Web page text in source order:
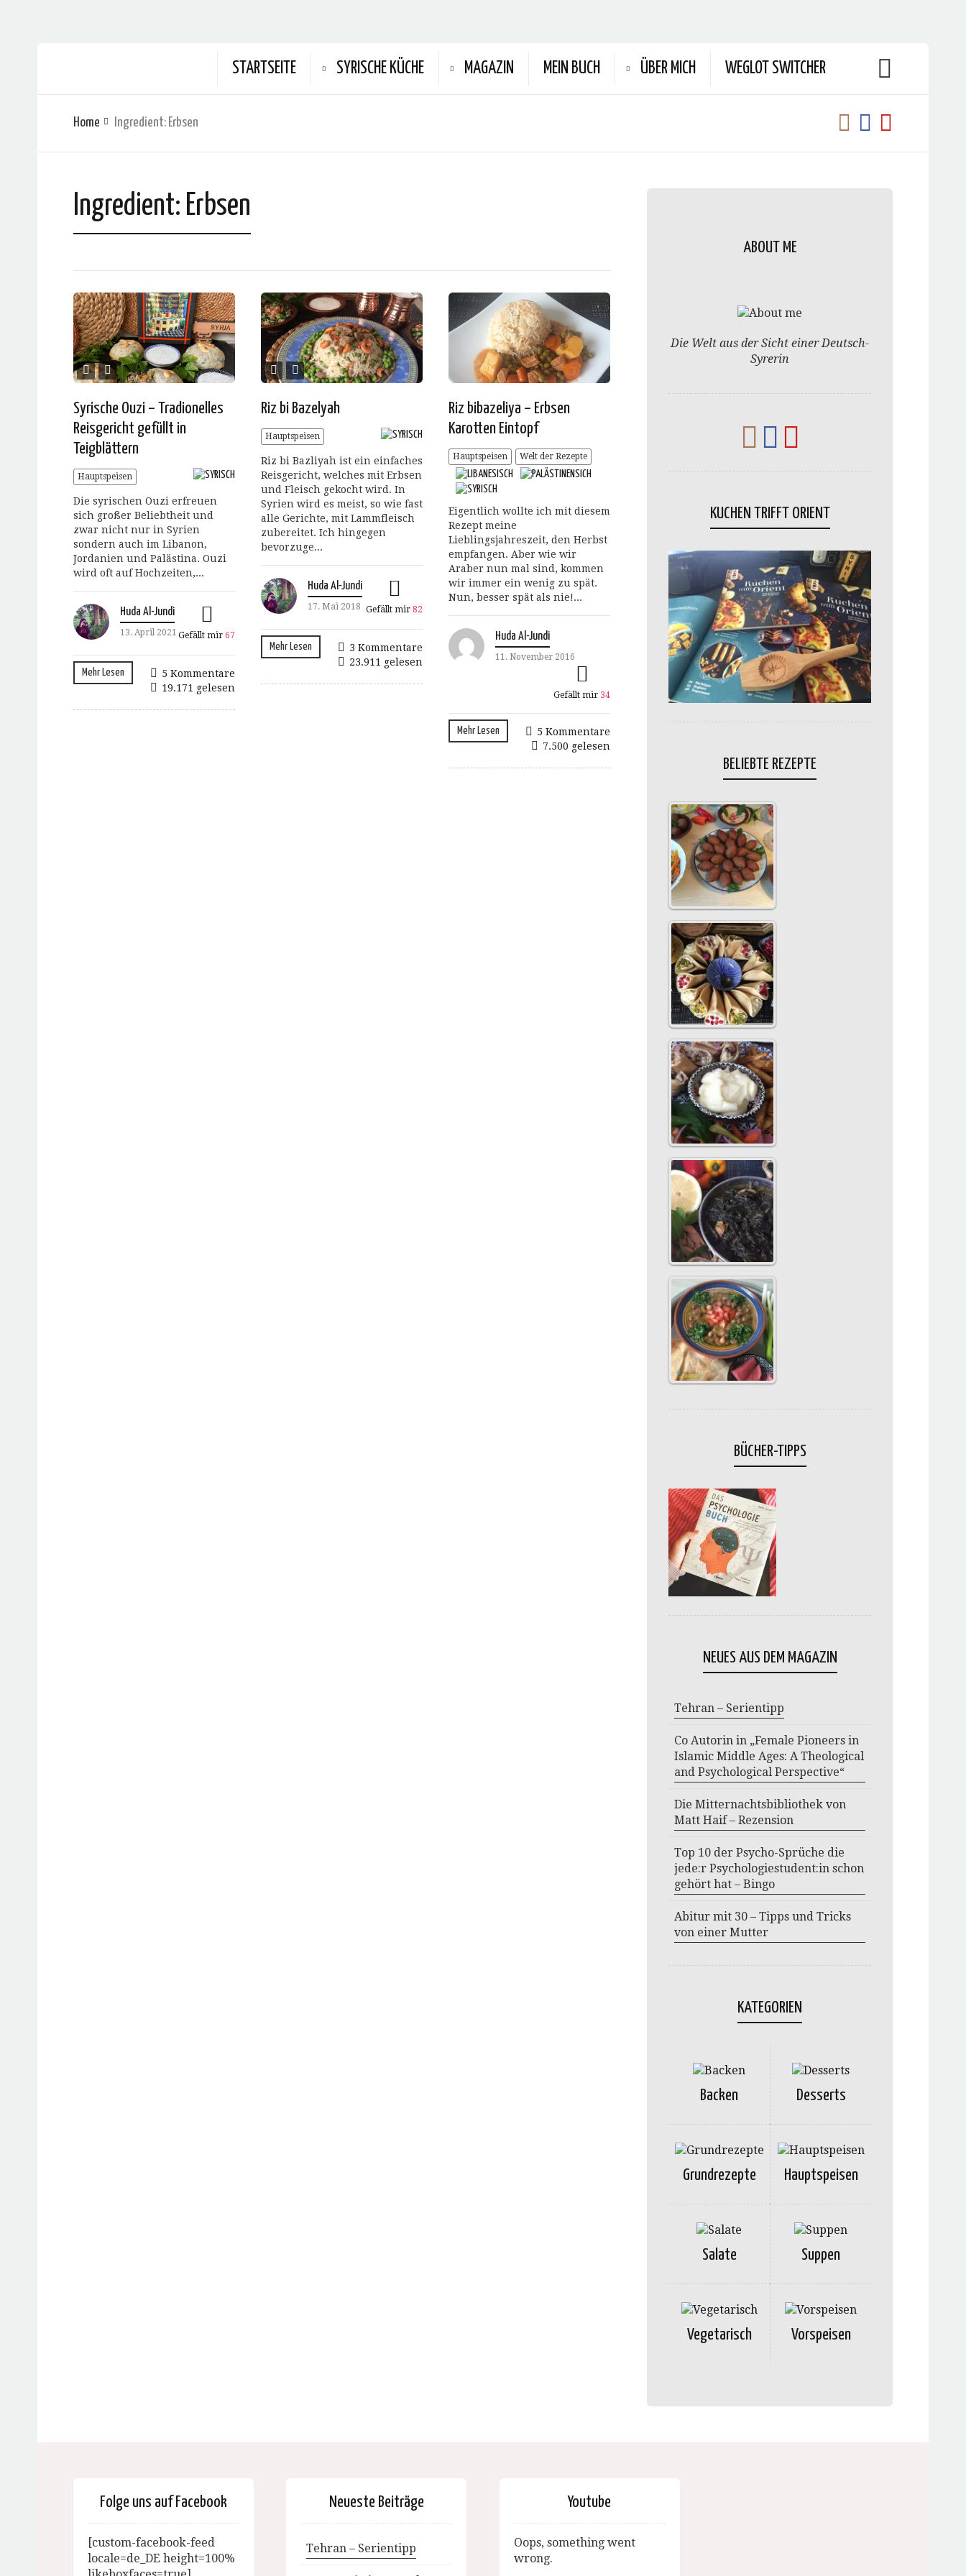
STARTSEITE SYRISCHE KÜCHE MAGAZIN MEIN BUCH ÜBER MICH WEGLOT SWITCHER
Home Ingredient: Erbsen
Ingredient: Erbsen
Syrische Ouzi – Tradionelles
Reisgericht gefüllt in
Teigblättern
Hauptspeisen
Die syrischen Ouzi erfreuen
sich großer Beliebtheit und
zwar nicht nur in Syrien
sondern auch im Libanon,
Jordanien und Palästina. Ouzi
wird oft auf Hochzeiten,...
Huda Al-Jundi
13. April 2021 Gefällt mir67
Mehr Lesen
5 Kommentare
19.171 gelesen
Riz bi Bazelyah
Hauptspeisen
Riz bi Bazliyah ist ein einfaches
Reisgericht, welches mit Erbsen
und Fleisch gekocht wird. In
Syrien wird es meist, so wie fast
alle Gerichte, mit Lammfleisch
zubereitet. Ich hingegen
bevorzuge...
Huda Al-Jundi
17. Mai 2018 Gefällt mir82
Mehr Lesen
3 Kommentare
23.911 gelesen
Riz bibazeliya – Erbsen
Karotten Eintopf
Hauptspeisen Welt der Rezepte
Eigentlich wollte ich mit diesem
Rezept meine
Lieblingsjahreszeit, den Herbst
empfangen. Aber wie wir
Araber nun mal sind, kommen
wir immer ein wenig zu spät.
Nun, besser spät als nie!...
Huda Al-Jundi
11. November 2016
Gefällt mir 34
Mehr Lesen
5 Kommentare
7.500 gelesen
ABOUT ME
Die Welt aus der Sicht einer Deutsch-
Syrerin
KUCHEN TRIFFT ORIENT
BELIEBTE REZEPTE
BÜCHER-TIPPS
NEUES AUS DEM MAGAZIN
Tehran – Serientipp
Co Autorin in „Female Pioneers in
Islamic Middle Ages: A Theological
and Psychological Perspective“
Die Mitternachtsbibliothek von
Matt Haif – Rezension
Top 10 der Psycho-Sprüche die
jede:r Psychologiestudent:in schon
gehört hat – Bingo
Abitur mit 30 – Tipps und Tricks
von einer Mutter
KATEGORIEN
Backen Desserts
Grundrezepte Hauptspeisen
Salate Suppen
Vegetarisch Vorspeisen
Folge uns auf Facebook
[custom-facebook-feed
locale=de_DE height=100%
Neueste Beiträge
Tehran – Serientipp
Youtube
Oops, something went
wrong.